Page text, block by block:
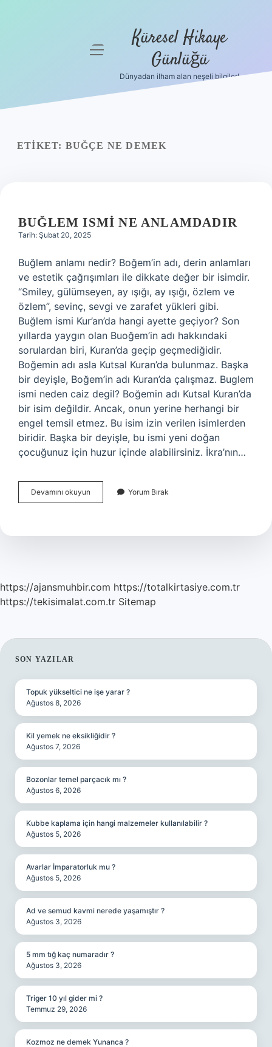
menüyü
Küresel Hikaye
Günlüğü
Dünyadan ilham alan neşeli bilgiler!
ETIKET: BUĞÇE NE DEMEK
BUĞLEM ISMI NE ANLAMDADIR
Tarih: Şubat 20, 2025
Buğlem anlamı nedir? Boğem’in adı, derin anlamları
ve estetik çağrışımları ile dikkate değer bir isimdir.
“Smiley, gülümseyen, ay ışığı, ay ışığı, özlem ve
özlem”, sevinç, sevgi ve zarafet yükleri gibi.
Buğlem ismi Kur’an’da hangi ayette geçiyor? Son
yıllarda yaygın olan Buoğem’in adı hakkındaki
sorulardan biri, Kuran’da geçip geçmediğidir.
Boğemin adı asla Kutsal Kuran’da bulunmaz. Başka
bir deyişle, Boğem’in adı Kuran’da çalışmaz. Buglem
ismi neden caiz degil? Boğemin adı Kutsal Kuran’da
bir isim değildir. Ancak, onun yerine herhangi bir
engel temsil etmez. Bu isim izin verilen isimlerden
biridir. Başka bir deyişle, bu ismi yeni doğan
çocuğunuz için huzur içinde alabilirsiniz. İkra’nın…
Devamını okuyun
Ismi
Yorum Bırak
https://ajansmuhbir.com https://totalkirtasiye.com.tr
https://tekisimalat.com.tr Sitemap
SIDEBAR
SON YAZILAR
Topuk yükseltici ne işe yarar ?
Ağustos 8, 2026
Kil yemek ne eksikliğidir ?
Ağustos 7, 2026
Bozonlar temel parçacık mı ?
Ağustos 6, 2026
Kubbe kaplama için hangi malzemeler kullanılabilir ?
Ağustos 5, 2026
Avarlar İmparatorluk mu ?
Ağustos 5, 2026
Ad ve semud kavmi nerede yaşamıştır ?
Ağustos 3, 2026
5 mm tığ kaç numaradır ?
Ağustos 3, 2026
Triger 10 yıl gider mi ?
Temmuz 29, 2026
Kozmoz ne demek Yunanca ?